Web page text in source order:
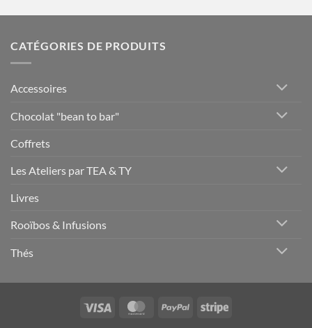
CATÉGORIES DE PRODUITS
Accessoires
Chocolat "bean to bar"
Coffrets
Les Ateliers par TEA & TY
Livres
Rooïbos & Infusions
Thés
Visa MasterCardPayPal Stripe